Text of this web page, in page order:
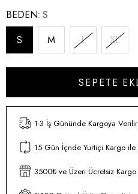
BEDEN S
S
M L XL
1-3 İş Gününde Kargoya Verilir
15 Gün İçnde Yurtiçi Kargo ile
3500₺ ve Üzeri Ücretsiz Kargo